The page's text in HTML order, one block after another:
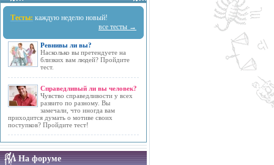
Тесты: каждую неделю новый!
все тесты →
Ревнивы ли вы?
Насколько вы претендуете на
близких вам людей? Пройдите
тест.
Справедливый ли вы человек?
Чувство справедливости у всех
развито по разному. Вы
замечали, что иногда вам
приходится думать о мотиве своих
поступков? Пройдите тест!
На форуме